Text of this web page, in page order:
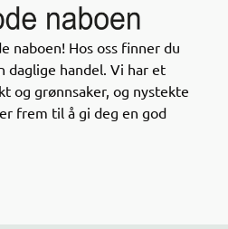
nedprisede datovarer i
over varer med kort
pris – en smart måte å
og miljøet.
naboen! Hos oss finner du
handel. Vi har et
og grønnsaker, og nystekte
frem til å gi deg en god